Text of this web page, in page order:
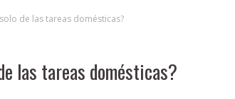
de las tareas domésticas?
las tareas domésticas?